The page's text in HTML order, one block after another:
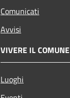
Comunicati
Avvisi
VIVERE IL COMUNE
Luoghi